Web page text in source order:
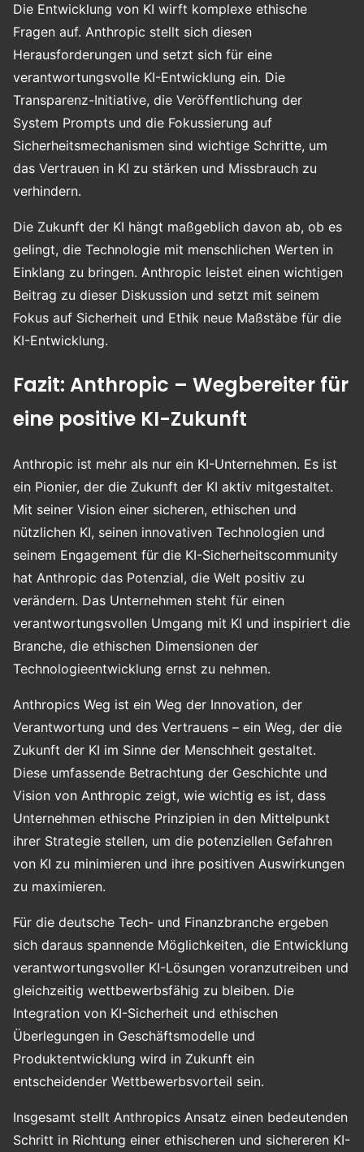
Die Entwicklung von KI wirft komplexe ethische
Fragen auf. Anthropic stellt sich diesen
Herausforderungen und setzt sich für eine
verantwortungsvolle KI-Entwicklung ein. Die
Transparenz-Initiative, die Veröffentlichung der
System Prompts und die Fokussierung auf
Sicherheitsmechanismen sind wichtige Schritte, um
das Vertrauen in KI zu stärken und Missbrauch zu
verhindern.
Die Zukunft der KI hängt maßgeblich davon ab, ob es
gelingt, die Technologie mit menschlichen Werten in
Einklang zu bringen. Anthropic leistet einen wichtigen
Beitrag zu dieser Diskussion und setzt mit seinem
Fokus auf Sicherheit und Ethik neue Maßstäbe für die
KI-Entwicklung.
Fazit: Anthropic – Wegbereiter für
eine positive KI-Zukunft
Anthropic ist mehr als nur ein KI-Unternehmen. Es ist
ein Pionier, der die Zukunft der KI aktiv mitgestaltet.
Mit seiner Vision einer sicheren, ethischen und
nützlichen KI, seinen innovativen Technologien und
seinem Engagement für die KI-Sicherheitscommunity
hat Anthropic das Potenzial, die Welt positiv zu
verändern. Das Unternehmen steht für einen
verantwortungsvollen Umgang mit KI und inspiriert die
Branche, die ethischen Dimensionen der
Technologieentwicklung ernst zu nehmen.
Anthropics Weg ist ein Weg der Innovation, der
Verantwortung und des Vertrauens – ein Weg, der die
Zukunft der KI im Sinne der Menschheit gestaltet.
Diese umfassende Betrachtung der Geschichte und
Vision von Anthropic zeigt, wie wichtig es ist, dass
Unternehmen ethische Prinzipien in den Mittelpunkt
ihrer Strategie stellen, um die potenziellen Gefahren
von KI zu minimieren und ihre positiven Auswirkungen
zu maximieren.
Für die deutsche Tech- und Finanzbranche ergeben
sich daraus spannende Möglichkeiten, die Entwicklung
verantwortungsvoller KI-Lösungen voranzutreiben und
gleichzeitig wettbewerbsfähig zu bleiben. Die
Integration von KI-Sicherheit und ethischen
Überlegungen in Geschäftsmodelle und
Produktentwicklung wird in Zukunft ein
entscheidender Wettbewerbsvorteil sein.
Insgesamt stellt Anthropics Ansatz einen bedeutenden
Schritt in Richtung einer ethischeren und sichereren KI-